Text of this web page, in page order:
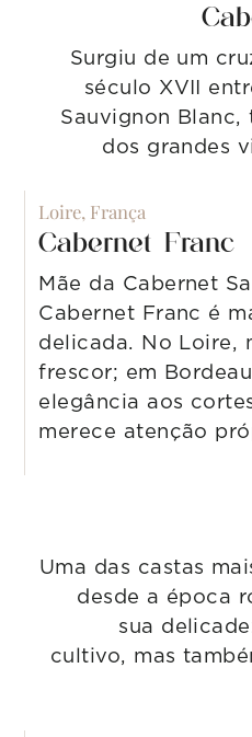
Surgiu de um
século XVII
Sauvignon Blanc,
dos grandes
Loire, França
Cabernet Franc
Mãe da Cabernet
Cabernet Franc é
delicada. No Loire,
frescor; em
elegância aos
merece atenção
Uma das castas
desde a época
sua
cultivo, mas